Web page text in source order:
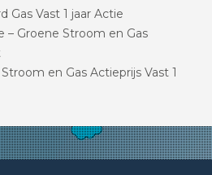
Gas Vast 1 jaar Actie
– Groene Stroom en Gas
en Gas Actieprijs Vast 1